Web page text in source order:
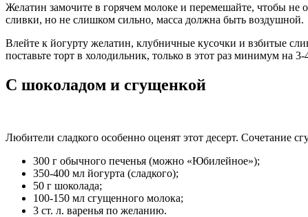
Желатин замочите в горячем молоке и перемешайте, чтобы не
сливки, но не слишком сильно, масса должна быть воздушной.
Влейте к йогурту желатин, клубничные кусочки и взбитые
поставьте торт в холодильник, только в этот раз минимум на
С шоколадом и сгущенкой
Любители сладкого особенно оценят этот десерт. Сочетание
300 г обычного печенья (можно «Юбилейное»);
350-400 мл йогурта (сладкого);
50 г шоколада;
100-150 мл сгущенного молока;
3 ст. л. варенья по желанию.